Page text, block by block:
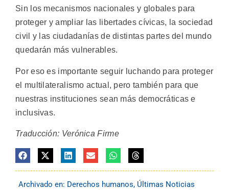
Sin los mecanismos nacionales y globales para
proteger y ampliar las libertades cívicas, la sociedad
civil y las ciudadanías de distintas partes del mundo
quedarán más vulnerables.
Por eso es importante seguir luchando para proteger
el multilateralismo actual, pero también para que
nuestras instituciones sean más democráticas e
inclusivas.
Traducción: Verónica Firme
Archivado en: Derechos humanos, Últimas Noticias